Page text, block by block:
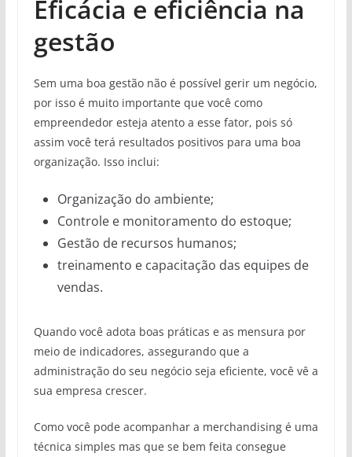
Eficácia e eficiência na
gestão
Sem uma boa gestão não é possível gerir um negócio,
por isso é muito importante que você como
empreendedor esteja atento a esse fator, pois só
assim você terá resultados positivos para uma boa
organização. Isso inclui:
Organização do ambiente;
Controle e monitoramento do estoque;
Gestão de recursos humanos;
treinamento e capacitação das equipes de
vendas.
Quando você adota boas práticas e as mensura por
meio de indicadores, assegurando que a
administração do seu negócio seja eficiente, você vê a
sua empresa crescer.
Como você pode acompanhar a merchandising é uma
técnica simples mas que se bem feita consegue